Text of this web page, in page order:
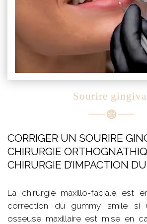
Sourire
CORRIGER UN SOURIRE
CHIRURGIE
CHIRURGIE D’IMPACTION
La chirurgie maxillo-faciale est
correction du gummy smile si
osseuse maxillaire est mise en